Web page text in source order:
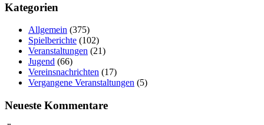
Kategorien
Allgemein (375)
Spielberichte (102)
Veranstaltungen (21)
Jugend (66)
Vereinsnachrichten (17)
Vergangene Veranstaltungen (5)
Neueste Kommentare